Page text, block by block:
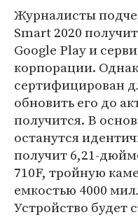
Журналисты
Smart 2020
Google Play и
корпорации.
сертифицирован
обновить его до
получится. В
останутся
получит 6,21-
710F, тройную
емкостью 4000
Устройство будет